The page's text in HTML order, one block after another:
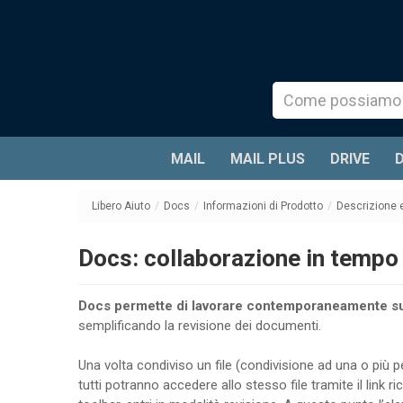
MAIL MAIL PLUS DRIVE
Libero Aiuto / Docs / Informazioni di Prodotto / Descrizione
Docs: collaborazione in
Docs permette di lavorare contemporaneamente
semplificando la revisione dei documenti.
Una volta condiviso un file (condivisione ad una o più
tutti potranno accedere allo stesso file tramite il link